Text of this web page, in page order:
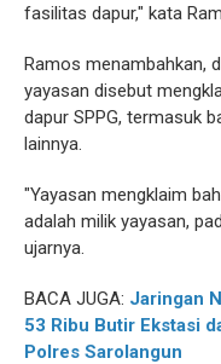
fasilitas dapur," kata
Ramos menambahkan,
yayasan disebut
dapur SPPG, termasuk
lainnya.
"Yayasan mengklaim
adalah milik yayasan,
ujarnya.
BACA JUGA: Jaringan
53 Ribu Butir Ekstasi
Polres Sarolangun